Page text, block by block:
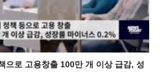
으로 고용창출 100만 개 이상 급감, 성